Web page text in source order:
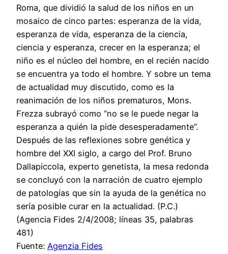
Roma, que dividió la salud de los niños en un
mosaico de cinco partes: esperanza de la vida,
esperanza de vida, esperanza de la ciencia,
ciencia y esperanza, crecer en la esperanza; el
niño es el núcleo del hombre, en el recién nacido
se encuentra ya todo el hombre. Y sobre un tema
de actualidad muy discutido, como es la
reanimación de los niños prematuros, Mons.
Frezza subrayó como “no se le puede negar la
esperanza a quién la pide desesperadamente”.
Después de las reflexiones sobre genética y
hombre del XXI siglo, a cargo del Prof. Bruno
Dallapiccola, experto genetista, la mesa redonda
se concluyó con la narración de cuatro ejemplo
de patologías que sin la ayuda de la genética no
sería posible curar en la actualidad. (P.C.)
(Agencia Fides 2/4/2008; líneas 35, palabras
481)
Fuente: Agenzia Fides